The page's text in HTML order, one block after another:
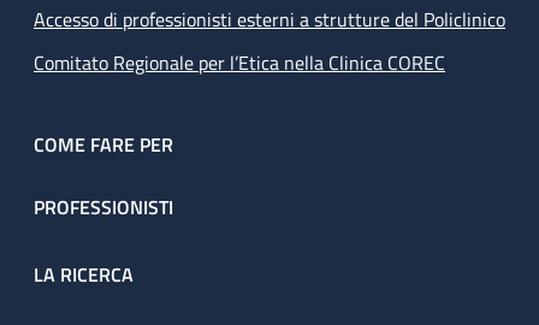
Accesso di professionisti esterni a strutture del Policlinico
Comitato Regionale per l’Etica nella Clinica COREC
COME FARE PER
PROFESSIONISTI
LA RICERCA